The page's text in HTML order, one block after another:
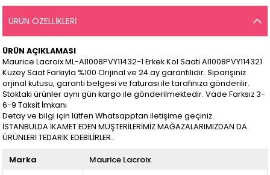
ÜRÜN ÖZELLIKLERI
ÜRÜN AÇIKLAMASI
Maurice Lacroix ML-AI1008PVY11432-1 Erkek Kol Saati AI1008PVY114321
Kuzey Saat Farkıyla %100 Orijinal ve 24 ay garantilidir. Siparişiniz
orjinal kutusu, garanti belgesi ve faturası ile tarafınıza gönderilir.
Stoktaki ürünler aynı gün kargo ile gönderilmektedir. Vade Farksız 3-
6-9 Taksit İmkanı
Detay ve bilgi için lütfen Whatsapptan iletişime geçiniz..
İSTANBULDA İKAMET EDEN MÜŞTERİLERİMİZ MAĞAZALARIMIZDAN DA
ÜRÜNLERİ TEDARİK EDEBİLİRLER..
Marka
Maurice Lacroix